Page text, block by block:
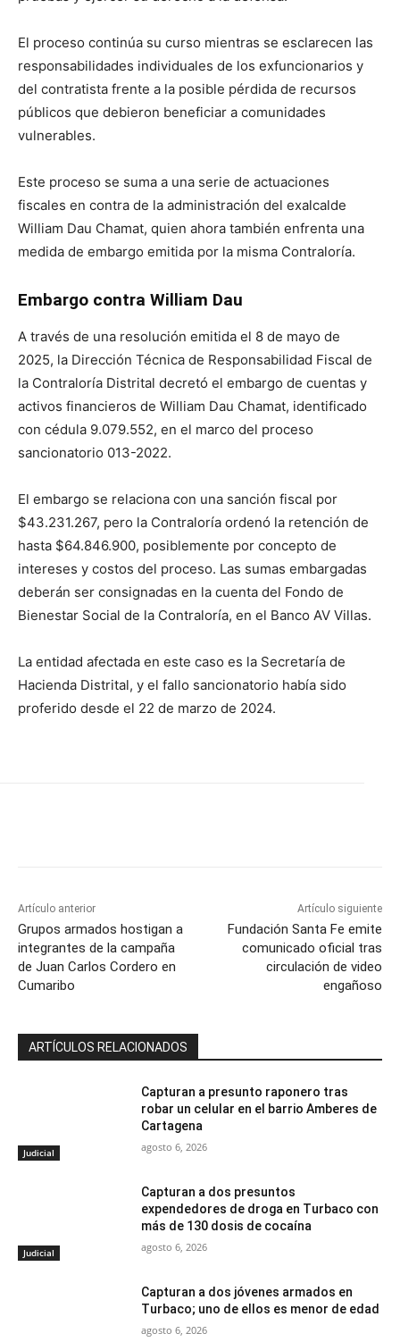
El proceso continúa su curso mientras se esclarecen las
responsabilidades individuales de los exfuncionarios y
del contratista frente a la posible pérdida de recursos
públicos que debieron beneficiar a comunidades
vulnerables.
Este proceso se suma a una serie de actuaciones
fiscales en contra de la administración del exalcalde
William Dau Chamat, quien ahora también enfrenta una
medida de embargo emitida por la misma Contraloría.
Embargo contra William Dau
A través de una resolución emitida el 8 de mayo de
2025, la Dirección Técnica de Responsabilidad Fiscal de
la Contraloría Distrital decretó el embargo de cuentas y
activos financieros de William Dau Chamat, identificado
con cédula 9.079.552, en el marco del proceso
sancionatorio 013-2022.
El embargo se relaciona con una sanción fiscal por
$43.231.267, pero la Contraloría ordenó la retención de
hasta $64.846.900, posiblemente por concepto de
intereses y costos del proceso. Las sumas embargadas
deberán ser consignadas en la cuenta del Fondo de
Bienestar Social de la Contraloría, en el Banco AV Villas.
La entidad afectada en este caso es la Secretaría de
Hacienda Distrital, y el fallo sancionatorio había sido
proferido desde el 22 de marzo de 2024.
Artículo anterior
Grupos armados hostigan a
integrantes de la campaña
de Juan Carlos Cordero en
Cumaribo
Artículo siguiente
Fundación Santa Fe emite
comunicado oficial tras
circulación de video
engañoso
ARTÍCULOS RELACIONADOS
Judicial
Capturan a presunto raponero tras
robar un celular en el barrio Amberes de
Cartagena
agosto 6, 2026
Judicial
Capturan a dos presuntos
expendedores de droga en Turbaco con
más de 130 dosis de cocaína
agosto 6, 2026
Capturan a dos jóvenes armados en
Turbaco; uno de ellos es menor de edad
agosto 6, 2026